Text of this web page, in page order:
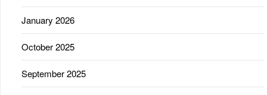
January 2026
October 2025
September 2025